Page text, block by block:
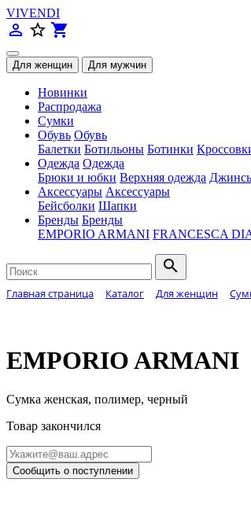
VIVENDI
person_outline star_border shopping_cart
Новинки
Распродажа
Сумки
Обувь Обувь
Балетки Ботильоны Ботинки
Одежда Одежда
Брюки и юбки Верхняя одежда
Аксессуары Аксессуары
Бейсболки Шапки
Бренды Бренды
EMPORIO ARMANI FRANCESCA
search
Главная страница Каталог Для женщин
EMPORIO ARMANI
Сумка женская, полимер, черный
Товар закончился
Сообщить о поступлении